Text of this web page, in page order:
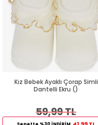
Kız Bebek Ayaklı Çorap Simli
Dantelli Ekru ()
59,99 TL